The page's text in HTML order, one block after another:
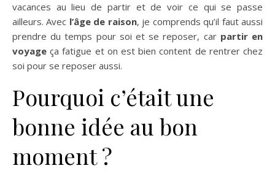
vacances au lieu de partir et de voir ce qui se passe
ailleurs. Avec l’âge de raison, je comprends qu’il faut aussi
prendre du temps pour soi et se reposer, car partir en
voyage ça fatigue et on est bien content de rentrer chez
soi pour se reposer aussi.
Pourquoi c’était une
bonne idée au bon
moment ?